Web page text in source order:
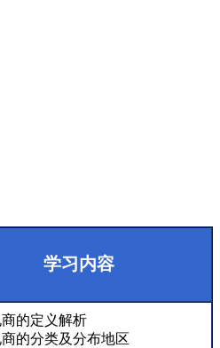
学习内容
的定义解析
的分类及分布地区